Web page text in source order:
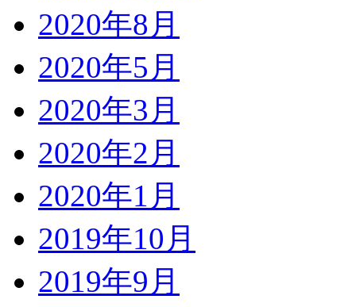
2020年8月
2020年5月
2020年3月
2020年2月
2020年1月
2019年10月
2019年9月